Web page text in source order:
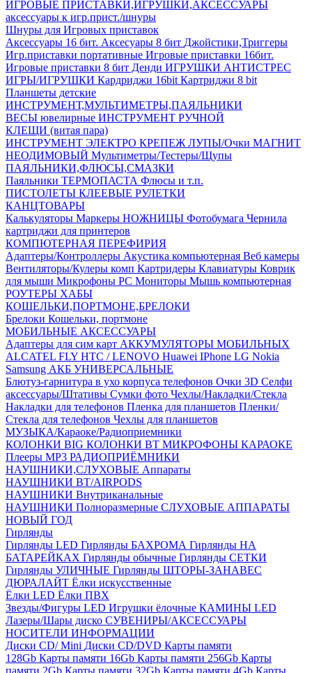
ИГРОВЫЕ ПРИСТАВКИ,ИГРУШКИ,АКСЕССУАРЫ
аксесcуары к игр.прист./шнуры
Шнуры для Игровых приставок
Аксессуары 16 бит. Аксесуары 8 бит Джойстики,Триггеры
Игр.приставки портативные Игровые приставки 16бит.
Игровые приставки 8 бит Денди ИГРУШКИ АНТИСТРЕС
ИГРЫ/ИГРУШКИ Кардриджи 16bit Картриджи 8 bit
Планшеты детские
ИНСТРУМЕНТ,МУЛЬТИМЕТРЫ,ПАЯЛЬНИКИ
ВЕСЫ ювелирные ИНСТРУМЕНТ РУЧНОЙ
КЛЕЩИ (витая пара)
ИНСТРУМЕНТ ЭЛЕКТРО КРЕПЕЖ ЛУПЫ/Очки МАГНИТ
НЕОДИМОВЫЙ Мультиметры/Тестеры/Щупы
ПАЯЛЬНИКИ,ФЛЮСЫ,СМАЗКИ
Паяльники ТЕРМОПАСТА Флюсы и т.п.
ПИСТОЛЕТЫ КЛЕЕВЫЕ РУЛЕТКИ
КАНЦТОВАРЫ
Калькуляторы Маркеры НОЖНИЦЫ Фотобумага Чернила
картриджи для принтеров
КОМПЮТЕРНАЯ ПЕРЕФИРИЯ
Адаптеры/Контроллеры Акустика компьютерная Веб камеры
Вентиляторы/Кулеры комп Картридеры Клавиатуры Коврик
для мыши Микрофоны PC Мониторы Мышь компьютерная
РОУТЕРЫ ХАБЫ
КОШЕЛЬКИ,ПОРТМОНЕ,БРЕЛОКИ
Брелоки Кошельки, портмоне
МОБИЛЬНЫЕ АКСЕССУАРЫ
Адаптеры для сим карт АККУМУЛЯТОРЫ МОБИЛЬНЫХ
ALCATEL FLY HTC / LENOVO Huawei IPhone LG Nokia
Samsung АКБ УНИВЕРСАЛЬНЫЕ
Блютуз-гарнитура в ухо корпуса телефонов Очки 3D Селфи
аксессуары/Штативы Сумки фото Чехлы/Накладки/Стекла
Накладки для телефонов Пленка для планшетов Пленки/
Стекла для телефонов Чехлы для планшетов
МУЗЫКА/Караоке/Радиоприемники
КОЛОНКИ BIG КОЛОНКИ BT МИКРОФОНЫ КАРАОКЕ
Плееры MP3 РАДИОПРИЁМНИКИ
НАУШНИКИ,СЛУХОВЫЕ Аппараты
НАУШНИКИ BT/AIRPODS
НАУШНИКИ Внутриканальные
НАУШНИКИ Полноразмерные СЛУХОВЫЕ АППАРАТЫ
НОВЫЙ ГОД
Гирлянды
Гирлянды LED Гирлянды БАХРОМА Гирлянды НА
БАТАРЕЙКАХ Гирлянды обычные Гирлянды СЕТКИ
Гирлянды УЛИЧНЫЕ Гирлянды ШТОРЫ-ЗАНАВЕС
ДЮРАЛАЙТ Ёлки искусственные
Ёлки LED Ёлки ПВХ
Звезды/Фигуры LED Игрушки ёлочные КАМИНЫ LED
Лазеры/Шары диско СУВЕНИРЫ/АКСЕССУАРЫ
НОСИТЕЛИ ИНФОРМАЦИИ
Диски CD/ Mini Диски CD/DVD Карты памяти
128Gb Карты памяти 16Gb Карты памяти 256Gb Карты
памяти 2Gb Карты памяти 32Gb Карты памяти 4Gb Карты